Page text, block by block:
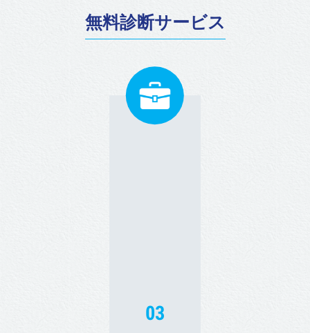
すいメニューにしています。
はいえ、まだまだ社会保険手続
きは煩雑です。本業に注力いた
だくためにも当法人は社会保険
手続きのアウトソーシングをサ
給与計算にご対応いたします。
企業の特徴にあわせた業務フロ
ーの構築、年間業務カレンダー
にて作業スケジュールを提示し
ています。給与計算業務を確実
無料診断サービス
03